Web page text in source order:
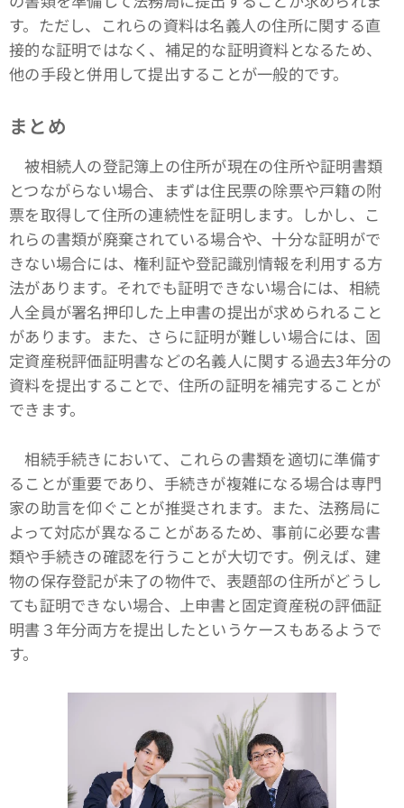
す。ただし、これらの資料は名義人の住所に関する直
接的な証明ではなく、補足的な証明資料となるため、
他の手段と併用して提出することが一般的です。
まとめ
被相続人の登記簿上の住所が現在の住所や証明書類
とつながらない場合、まずは住民票の除票や戸籍の附
票を取得して住所の連続性を証明します。しかし、こ
れらの書類が廃棄されている場合や、十分な証明がで
きない場合には、権利証や登記識別情報を利用する方
法があります。それでも証明できない場合には、相続
人全員が署名押印した上申書の提出が求められること
があります。また、さらに証明が難しい場合には、固
定資産税評価証明書などの名義人に関する過去3年分の
資料を提出することで、住所の証明を補完することが
できます。
相続手続きにおいて、これらの書類を適切に準備す
ることが重要であり、手続きが複雑になる場合は専門
家の助言を仰ぐことが推奨されます。また、法務局に
よって対応が異なることがあるため、事前に必要な書
類や手続きの確認を行うことが大切です。例えば、建
物の保存登記が未了の物件で、表題部の住所がどうし
ても証明できない場合、上申書と固定資産税の評価証
明書３年分両方を提出したというケースもあるようで
す。